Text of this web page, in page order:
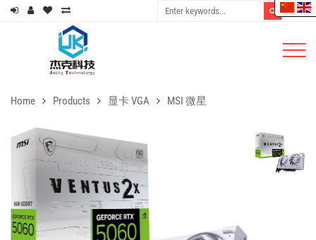
Home Products 显卡 VGA MSI 微星